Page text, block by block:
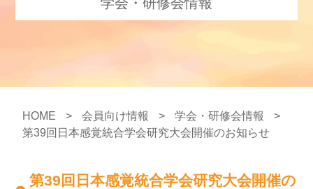
HOME > 会員向け情報 > 学会・研修会情報
>
第39回日本感覚統合学会研究大会開催のお知らせ
第39回日本感覚統合学会研究大会開催の